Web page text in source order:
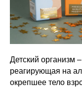
Детский организм
реагирующая на
окрепшее тело